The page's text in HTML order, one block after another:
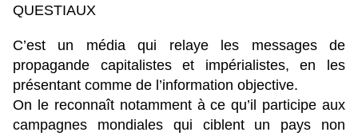
QUESTIAUX
C’est un média qui relaye les messages de
propagande capitalistes et impérialistes, en les
présentant comme de l’information objective.
On le reconnaît notamment à ce qu’il participe aux
campagnes mondiales qui ciblent un pays non